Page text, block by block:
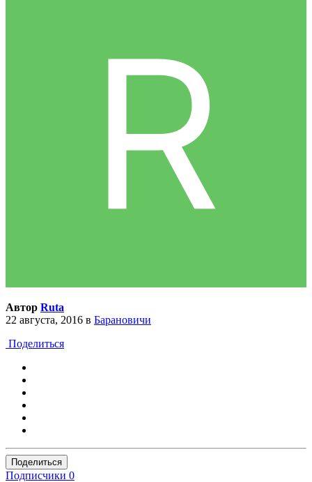
Автор Ruta
22 августа, 2016 в Барановичи
Поделиться
Поделиться
Подписчики 0